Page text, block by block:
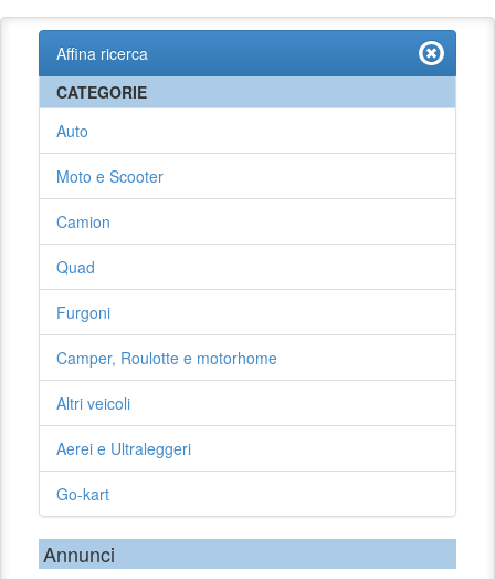
Affina ricerca
CATEGORIE
Auto
Moto e Scooter
Camion
Quad
Furgoni
Camper, Roulotte e motorhome
Altri veicoli
Aerei e Ultraleggeri
Go-kart
Annunci